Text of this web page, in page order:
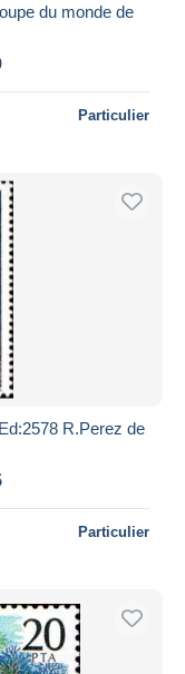
du monde de
Particulier
R.Perez de
Particulier